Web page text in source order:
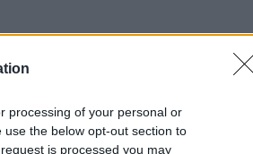
processing of your personal or
the below opt-out section to
is processed you may